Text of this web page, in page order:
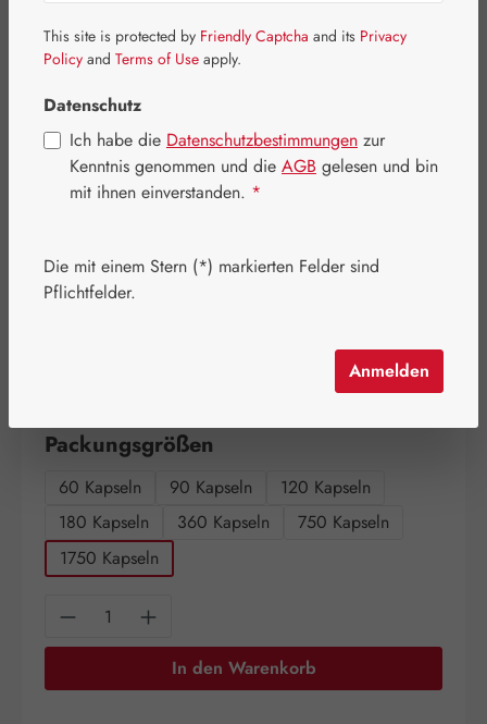
Regulärer Preis:
532,00 €
Inhalt:1.041 Kilogramm
Packungsgrößen
60 Kapseln 90 Kapseln
120 Kapseln
180 Kapseln
360 Kapseln
750 Kapseln
1750 Kapseln
Produkt Anzahl: Gib den gewünschten
In den Warenkorb
This site is protected by Friendly Captcha and its Privacy
Policy and Terms of Use apply.
Datenschutz
Ich habe die Datenschutzbestimmungen zur
Kenntnis genommen und die AGB gelesen und bin
mit ihnen einverstanden. *
Die mit einem Stern (*) markierten Felder sind
Pflichtfelder.
Anmelden